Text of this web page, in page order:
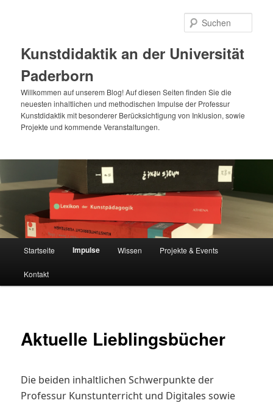
Kunstdidaktik an der Universität
Paderborn
Willkommen auf unserem Blog! Auf diesen Seiten finden Sie die
neuesten inhaltlichen und methodischen Impulse der Professur
Kunstdidaktik mit besonderer Berücksichtigung von Inklusion, sowie
Projekte und kommende Veranstaltungen.
Startseite Impulse Wissen Projekte & Events
Kontakt
Aktuelle Lieblingsbücher
Die beiden inhaltlichen Schwerpunkte der
Professur Kunstunterricht und Digitales sowie